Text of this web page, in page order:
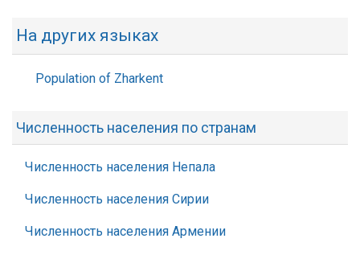
На других языках
Population of Zharkent
Численность населения по странам
Численность населения Непала
Численность населения Сирии
Численность населения Армении